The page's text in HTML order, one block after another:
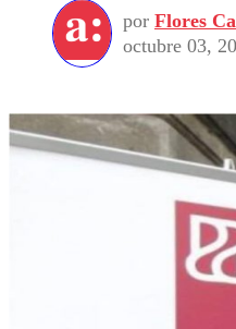
por Flores
octubre 03,